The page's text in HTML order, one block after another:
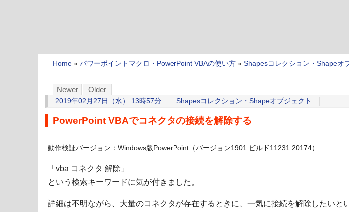
Home » パワーポイントマクロ・PowerPoint VBAの使い方 » Shapesコレクション・Shapeオ
Newer Older
2019年02月27日（水） 13時57分 Shapesコレクション・Shapeオブジェクト
PowerPoint VBAでコネクタの接続を解除する
動作検証バージョン：Windows版PowerPoint（バージョン1901 ビルド11231.20174）
「vba コネクタ 解除」
という検索キーワードに気が付きました。
詳細は不明ながら、大量のコネクタが存在するときに、一気に接続を解除したいと